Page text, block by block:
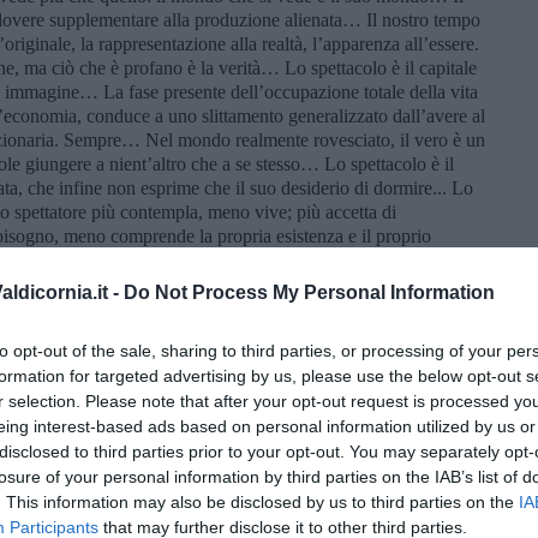
- Do Not Process My Personal Information
opt-out of the sale, sharing to third parties, or processing of your
for targeted advertising by us, please use the below opt-out
selection. Please note that after your opt-out request is processed
interest-based ads based on personal information utilized by us
to third parties prior to your opt-out. You may separately
of your personal information by third parties on the IAB’s list of
This information may also be disclosed by us to third parties on the
Participants that may further disclose it to other third parties.
supplementare alla produzione alienata… Il nostro tempo
la rappresentazione alla realtà, l’apparenza all’essere.
ma ciò che è profano è la verità… Lo spettacolo è il capitale
La fase presente dell’occupazione totale della vita
conduce a uno slittamento generalizzato dall’avere al
Sempre… Nel mondo realmente rovesciato, il vero è un
giungere a nient’altro che a se stesso… Lo spettacolo è il
che infine non esprime che il suo desiderio di dormire... Lo
più contempla, meno vive; più accetta di
meno comprende la propria esistenza e il proprio
di illusioni. La merce è questa illusione
generale… L’uomo reificato ostenta la prova
merce raggiunge dei momenti di eccitazione fervente… I
sono ben noti per non essere ciò che sono: sono
della realtà della minima vita individuale, e tutti lo sanno.”.